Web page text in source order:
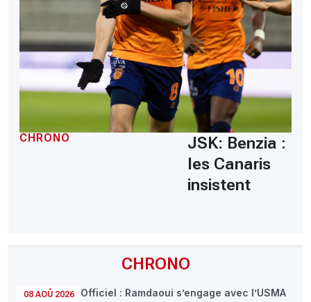
CHRONO
08 AOÛ 2026
Officiel : Ramdaoui s’engage avec l’USMA
CHRONO
JSK: Benzia :
les Canaris
insistent